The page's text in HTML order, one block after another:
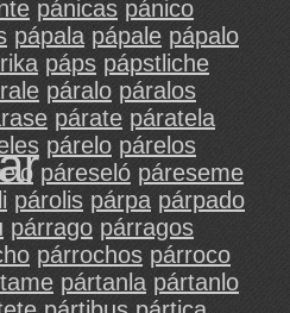
pánicas pánico
pápala pápale pápalo
páps pápstliche
páralo páralos
párate páratela
párelo párelos
páreseló páreseme
párolis párpa párpado
párrago párragos
párrochos párroco
pártanla pártanlo